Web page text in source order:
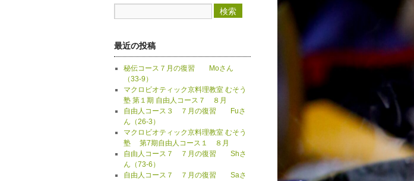
最近の投稿
秘伝コース７月の復習 Moさん
（33-9）
マクロビオティック京料理教室 むそう
塾 第１期 自由人コース７ ８月
自由人コース３ ７月の復習 Fuさ
ん（26-3）
マクロビオティック京料理教室 むそう
塾 第7期自由人コース１ ８月
自由人コース７ ７月の復習 Shさ
ん（73-6）
自由人コース７ ７月の復習 Saさ